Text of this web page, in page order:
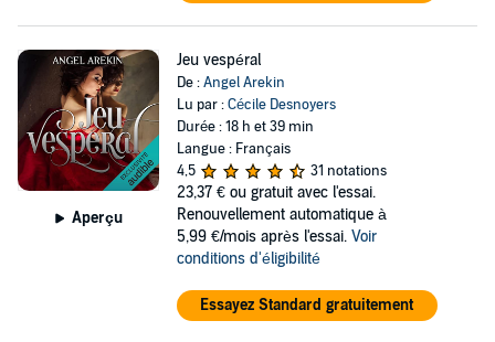
Aperçu
Jeu vespéral
De :Angel Arekin
Lu par :Cécile Desnoyers
Durée : 18 h et 39 min
Langue : Français
4,5
31 notations
23,37 € ou gratuit avec l'essai.
Renouvellement automatique à
5,99 €/mois après l'essai. Voir
conditions d'éligibilité
Essayez Standard gratuitement